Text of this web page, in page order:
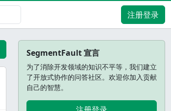
注册登录
SegmentFault 宣言
为了消除开发领域的知识不平等，我们建立
了开放式协作的问答社区。欢迎你加入贡献
自己的智慧。